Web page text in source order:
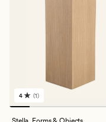
1
omdömen
med
4 (1)